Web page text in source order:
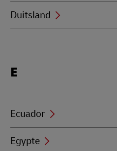
Duitsland
beginning
E
Ecuador
Egypte